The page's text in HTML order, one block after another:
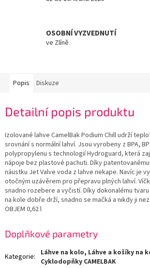
OSOBNÍ VYZVEDNUTÍ
ve Zlíně
Popis Diskuze
Detailní popis produktu
Izolované lahve CamelBak Podium Chill udrží
srovnání s normální lahví. Jsou vyrobeny z BPA,
polypropylenu s technologií Hydroguard, která
nápoje bez plastové pachuti. Díky
náustku Jet Valve voda z lahve nekape. Navíc je
otočným uzávěrem pro přepravu plných lahví.
snadno rozebere a vyčistí. Díky dokonalému
na kole dobře drží, snadno se mačká a nikdy ji
OBJEM 0,62 l
Doplňkové parametry
Kategorie: Láhve na kolo, Láhve a košíky na
Cyklodopňky CAMELBAK